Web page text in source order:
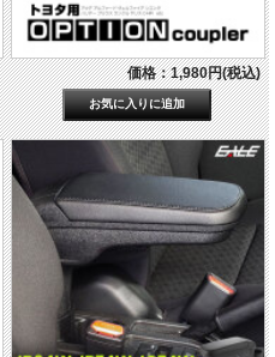
価格：1,980円(税込)